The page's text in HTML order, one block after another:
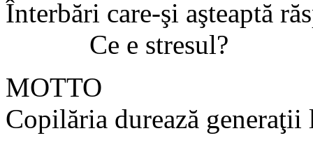
Înterbări care-şi aşteaptă
Ce e stresul?
MOTTO
Copilăria durează generaţii